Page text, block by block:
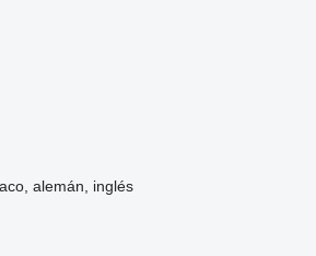
alemán, inglés